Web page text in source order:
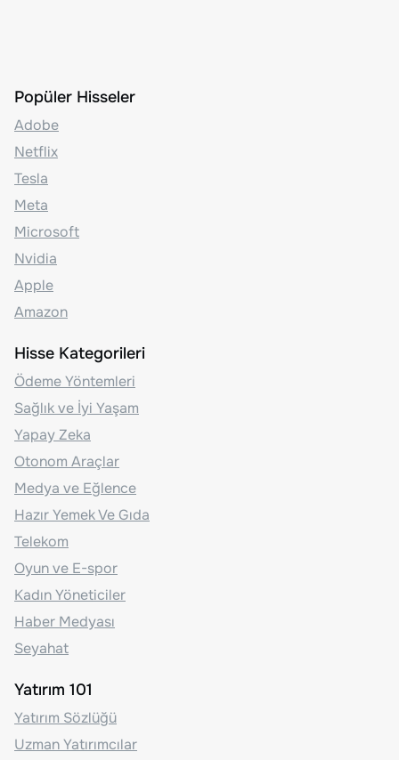
Popüler Hisseler
Adobe
Netflix
Tesla
Meta
Microsoft
Nvidia
Apple
Amazon
Hisse Kategorileri
Ödeme Yöntemleri
Sağlık ve İyi Yaşam
Yapay Zeka
Otonom Araçlar
Medya ve Eğlence
Hazır Yemek Ve Gıda
Telekom
Oyun ve E-spor
Kadın Yöneticiler
Haber Medyası
Seyahat
Yatırım 101
Yatırım Sözlüğü
Uzman Yatırımcılar